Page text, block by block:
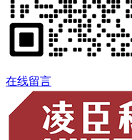
在线留言